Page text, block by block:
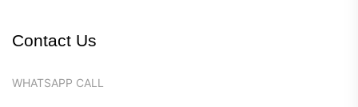
Contact Us
WHATSAPP CALL